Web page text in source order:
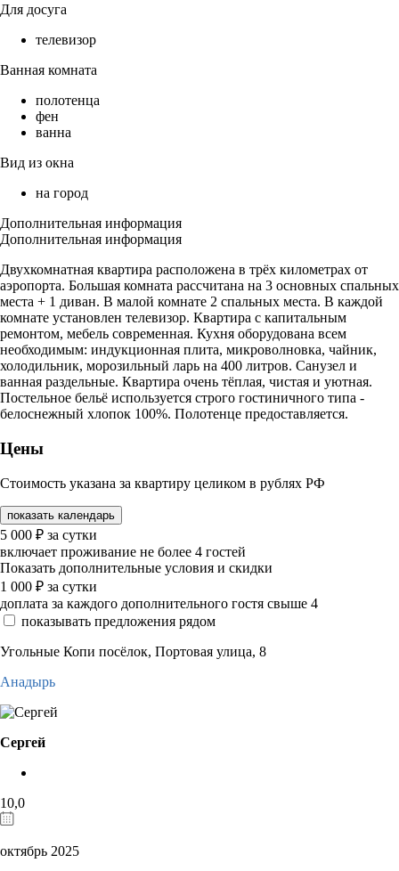
Для досуга
телевизор
Ванная комната
полотенца
фен
ванна
Вид из окна
на город
Дополнительная информация
Дополнительная информация
Двухкомнатная квартира расположена в трёх километрах от
аэропорта. Большая комната рассчитана на 3 основных спальных
места + 1 диван. В малой комнате 2 спальных места. В каждой
комнате установлен телевизор. Квартира с капитальным
ремонтом, мебель современная. Кухня оборудована всем
необходимым: индукционная плита, микроволновка, чайник,
холодильник, морозильный ларь на 400 литров. Санузел и
ванная раздельные. Квартира очень тёплая, чистая и уютная.
Постельное бельё используется строго гостиничного типа -
белоснежный хлопок 100%. Полотенце предоставляется.
Цены
Стоимость указана за квартиру целиком в рублях РФ
показать календарь
5 000 ₽ за сутки
включает проживание не более 4 гостей
Показать дополнительные условия и скидки
1 000 ₽ за сутки
доплата за каждого дополнительного гостя свыше 4
показывать предложения рядом
Угольные Копи посёлок, Портовая улица, 8
Анадырь
Сергей
10,0
октябрь 2025